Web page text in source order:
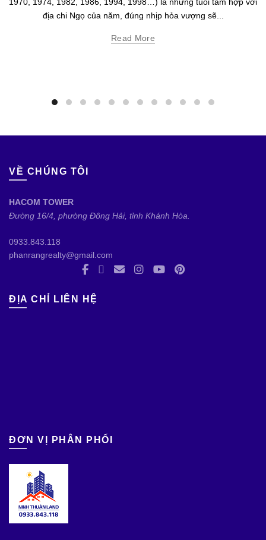
1970, 1974, 1982, 1986, 1994, 1998…) là những tuổi tam hợp với
địa chi Ngọ của năm, đúng nhịp hỏa vượng sẽ...
Read More
VỀ CHÚNG TÔI
HACOM TOWER
Đường 16/4, phường Đông Hải, tỉnh Khánh Hòa.
0933.843.118
phanrangrealty@gmail.com
ĐỊA CHỈ LIÊN HỆ
ĐƠN VỊ PHÂN PHỐI